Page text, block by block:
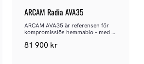
ARCAM Radia AVA35
ARCAM AVA35 är referensen för
kompromisslös hemmabio – med
81 900 kr